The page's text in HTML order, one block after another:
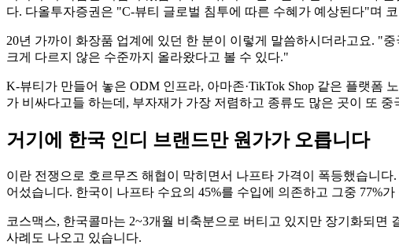
다. 다올투자증권은 "C-뷰티 글로벌 침투에 따른 수혜가 예상된다"며
20년 가까이 화장품 업계에 있던 한 분이 이렇게 말씀하시더라고요. "
크게 다르지 않은 수준까지 올라왔다고 볼 수 있다."
K-뷰티가 만들어 놓은 ODM 인프라, 아마존·TikTok Shop 같은 플랫폼
가 비싸다고들 하는데, 부자재가 가장 저렴하고 종류도 많은 곳이 또 중
거기에 한국 인디 브랜드만 원가가 오릅니다
이란 전쟁으로 호르무즈 해협이 막히면서 나프타 가격이 폭등했습니
어섰습니다. 한국이 나프타 수요의 45%를 수입에 의존하고 그중 77%
코스맥스, 한국콜마는 2~3개월 비축분으로 버티고 있지만 장기화되
사례도 나오고 있습니다.